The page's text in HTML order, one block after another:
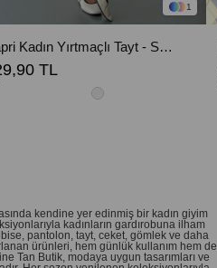
1
Kapri Kadın Yırtmaçlı Tayt - Siyah
TL
kendine yer edinmiş bir kadın giyim
kadınların gardırobuna ilham
pantolon, tayt, ceket, gömlek ve daha
ürünleri, hem günlük kullanım hem de
Tan Butik, modaya uygun tasarımları ve